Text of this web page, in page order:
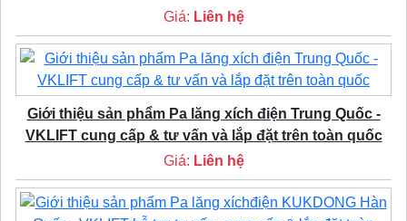
Giá: Liên hệ
Giới thiệu sản phẩm Pa lăng xích điện Trung Quốc -
VKLIFT cung cấp & tư vấn và lắp đặt trên toàn quốc
Giá: Liên hệ